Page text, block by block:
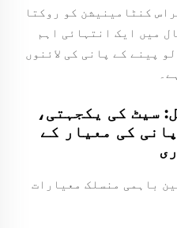
کنٹامینیشن کو روکتا
میں ایک انتہائی اہم
پینے کے پانی کی لائنوں
سیٹ کی یکجہتی،
کی معیار کے
باہمی منسلک معیارات